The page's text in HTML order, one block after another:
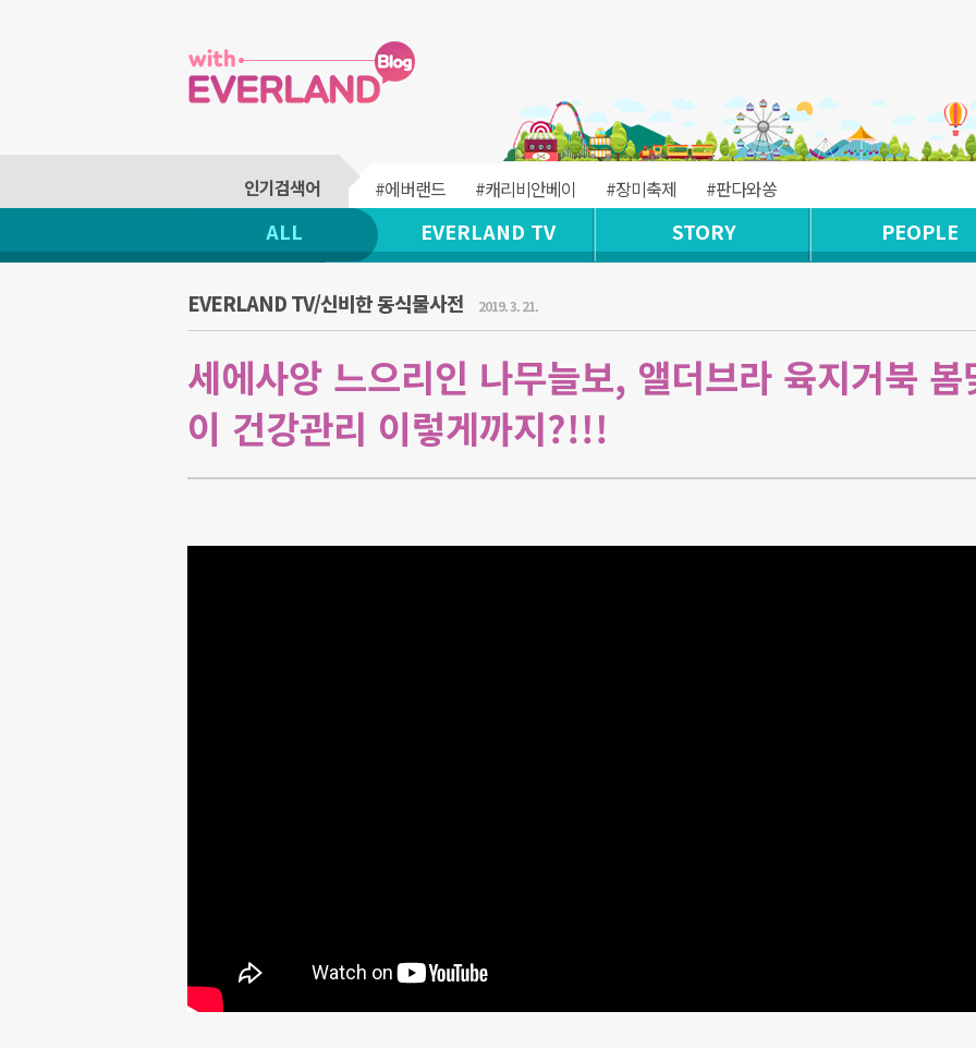
#에버랜드 #캐리비안베이 #장미축제 #판다와쏭
ALL EVERLAND TV STORY PEOPLE
EVERLAND TV/신비한 동식물사전 2019. 3. 21.
세에사앙 느으리인 나무늘보, 앨더브라 육지거북 봄
이 건강관리 이렇게까지?!!!